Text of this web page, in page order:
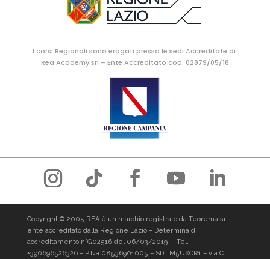
I corsi Regionali sono erogati presso le sedi Accreditate di:
Rea Academy srl – Ente Accreditato cod. 02879/05/18
Copyright © 2005 REA è un marchio registrato da Teorema srl
ente accreditato dalla Regione Lazio – Determina di
accreditamento n°G02516 del 06/03/2019 – Tel.
+390696526326– P.Iva 08536901005 – SDI: M5UXCR1 – via C.